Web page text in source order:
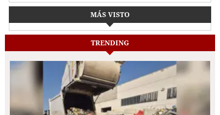
MÁS VISTO
TRENDING